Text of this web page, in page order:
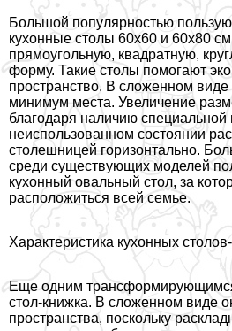
Большой популярностью
кухонные столы 60х60 и 60х80
прямоугольную, квадратную,
форму. Такие столы помогают
прострaнcтво. В сложенном виде
минимум места. Увеличение
благодаря наличию специальной
неиспользованном состоянии
столешницей горизонтально.
среди существующих моделей
кухонный овальный стол, за
расположиться всей семье.
Хаpaктеристика кухонных
Еще одним
стол-книжка. В сложенном виде
прострaнcтва, поскольку